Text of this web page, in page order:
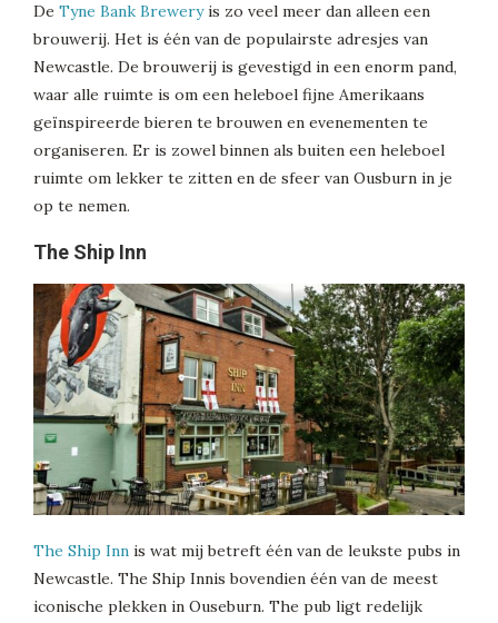
De Tyne Bank Breweryis zo veel meer dan alleen een
brouwerij. Het is één van de populairste adresjes van
Newcastle. De brouwerij is gevestigd in een enorm pand,
waar alle ruimte is om een heleboel fijne Amerikaans
geïnspireerde bieren te brouwen en evenementen te
organiseren. Er is zowel binnen als buiten een heleboel
ruimte om lekker te zitten en de sfeer van Ousburn in je
op te nemen.
The Ship Inn
The Ship Inn is wat mij betreft één van de leukste pubs in
Newcastle. The Ship Innis bovendien één van de meest
iconische plekken in Ouseburn. The pub ligt redelijk